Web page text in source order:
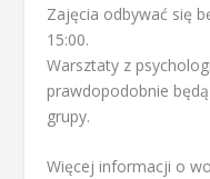
Zajęcia odbywać się
15:00.
Warsztaty z
prawdopodobnie
grupy.
Więcej informacji o